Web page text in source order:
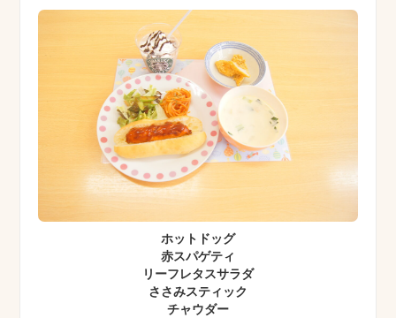
ホットドッグ
赤スパゲティ
リーフレタスサラダ
ささみスティック
チャウダー